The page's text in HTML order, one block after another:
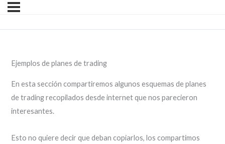
Ejemplos de planes de trading
En esta sección compartiremos algunos esquemas de planes
de trading recopilados desde internet que nos parecieron
interesantes.
Esto no quiere decir que deban copiarlos, los compartimos